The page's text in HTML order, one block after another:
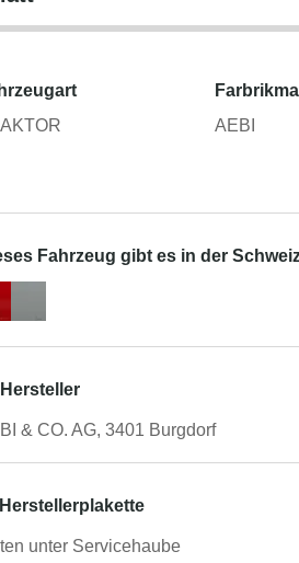
AEBI
Fahrzeug gibt es in der
& CO. AG, 3401 Burgdorf
unter Servicehaube